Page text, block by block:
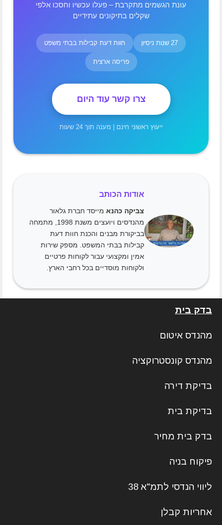
עונת הגשמים מתקרבת – פעלו עכשיו וחסכו אלפי
שקלים בתיקונים עתידיים
27 שנות ניסיון חוות דעת קבילות בבתי משפט
פריסה ארצית
צרו קשר עוד היום
ייעוץ ראשוני חינם | מענה תוך 24 שעות
אודות הכותב
צביקה כהנאמייסד חברת גלאור
מהנדסים ויועצים משנת 1998, מתמחה
בביקורת מבנים והכנת חוות דעת
קבילות בבתי המשפט. מספק שירות
אמין ומקצועי עבור לקוחות פרטיים
ולקוחות מוסדיים בכל רחבי הארץ.
בדק בית
מהנדס איטום
מהנדס קונסטרוקציה
בדיקת דירה
בדיקת בית
בדק בית מחיר
פיקוח בניה
ליווי הנדסי לתמ"א 38
אחריות קבלן